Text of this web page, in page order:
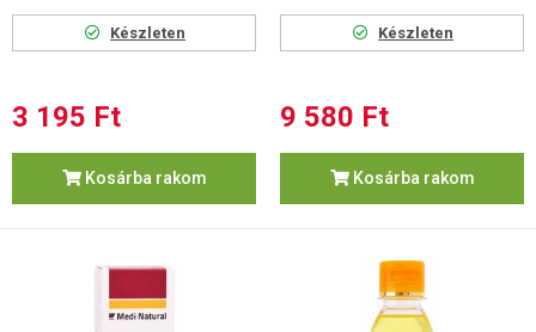
Készleten
3 195 Ft
Kosárba rakom
Készleten
9 580 Ft
Kosárba rakom